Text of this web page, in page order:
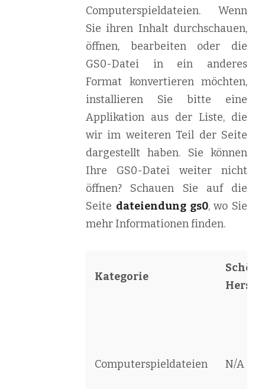
Computerspieldateien. Wenn
Sie ihren Inhalt durchschauen,
öffnen, bearbeiten oder die
GS0-Datei in ein anderes
Format konvertieren möchten,
installieren Sie bitte eine
Applikation aus der Liste, die
wir im weiteren Teil der Seite
dargestellt haben. Sie können
Ihre GS0-Datei weiter nicht
öffnen? Schauen Sie auf die
Seite dateiendung gs0, wo Sie
mehr Informationen finden.
Kategorie
Computerspieldateien N/A